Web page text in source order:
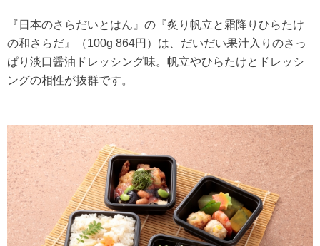
『日本のさらだいとはん』の『炙り帆立と霜降りひらたけ
の和さらだ』（100g 864円）は、だいだい果汁入りのさっ
ぱり淡口醤油ドレッシング味。帆立やひらたけとドレッシ
ングの相性が抜群です。